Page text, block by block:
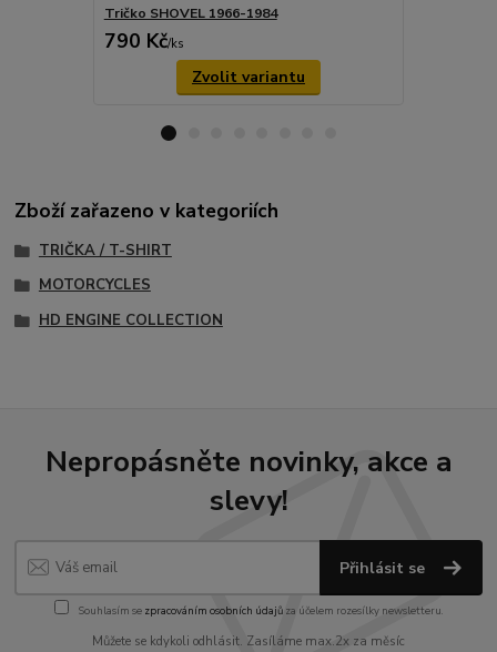
Tričko SHOVEL 1966-1984
790 Kč/ks
Zvolit variantu
Zboží zařazeno v kategoriích
TRIČKA / T-SHIRT
MOTORCYCLES
HD ENGINE COLLECTION
Nepropásněte novinky, akce a
slevy!
Přihlásit se
Souhlasím se zpracováním osobních údajůza účelem rozesílky newsletteru.
Můžete se kdykoli odhlásit. Zasíláme max.2x za měsíc